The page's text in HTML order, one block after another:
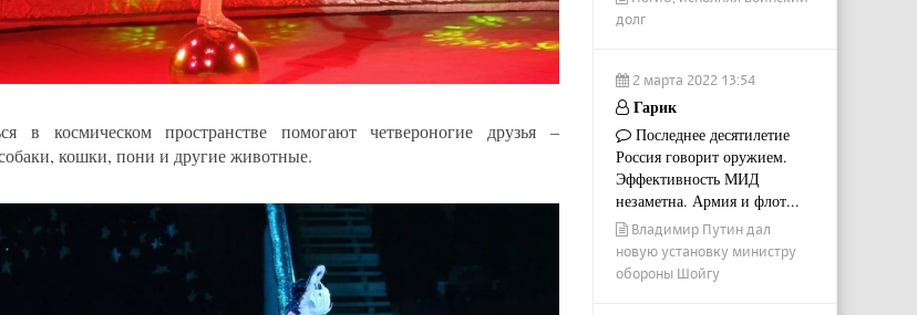
в космическом пространстве помогают четвероногие друзья –
кошки, пони и другие животные.
долг
2 марта 2022 13:54
Гарик
Последнее десятилетие
Россия говорит оружием.
Эффективность МИД
незаметна. Армия и флот...
Владимир Путин дал
новую установку министру
обороны Шойгу